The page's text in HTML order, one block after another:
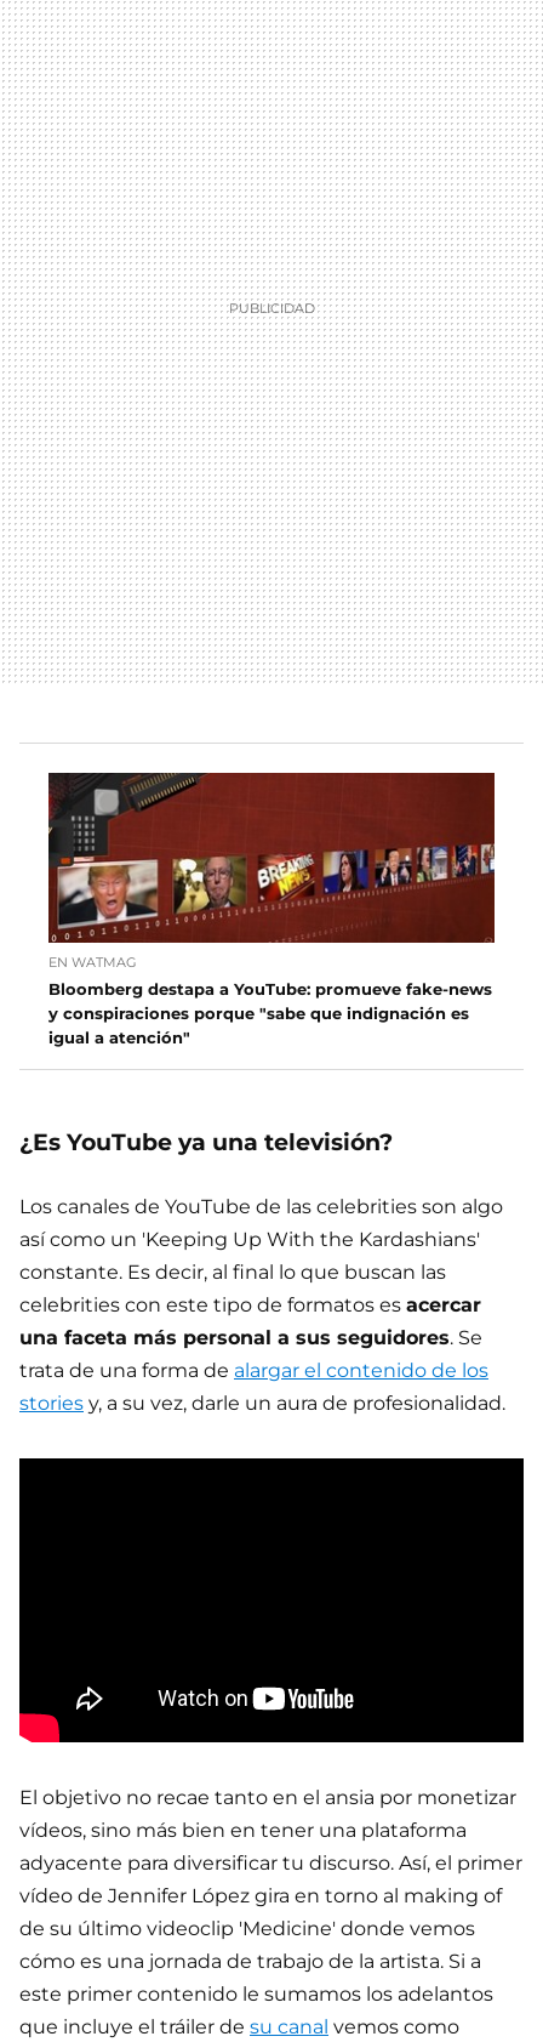
EN WATMAG
Bloomberg destapa a YouTube: promueve fake-news
y conspiraciones porque "sabe que indignación es
igual a atención"
¿Es YouTube ya una televisión?
Los canales de YouTube de las celebrities son algo
así como un 'Keeping Up With the Kardashians'
constante. Es decir, al final lo que buscan las
celebrities con este tipo de formatos es acercar
una faceta más personal a sus seguidores. Se
trata de una forma de alargar el contenido de los
stories y, a su vez, darle un aura de profesionalidad.
El objetivo no recae tanto en el ansia por monetizar
vídeos, sino más bien en tener una plataforma
adyacente para diversificar tu discurso. Así, el primer
vídeo de Jennifer López gira en torno al making of
de su último videoclip 'Medicine' donde vemos
cómo es una jornada de trabajo de la artista. Si a
este primer contenido le sumamos los adelantos
que incluye el tráiler de su canal vemos como